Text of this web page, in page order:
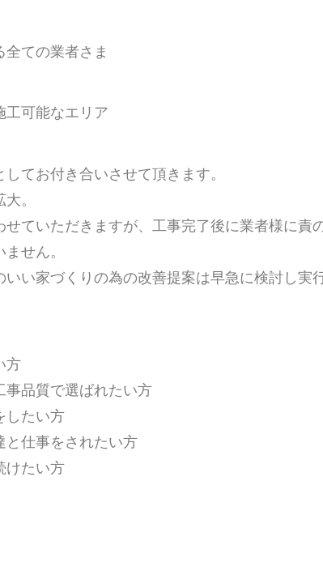
ての業者さま
工可能なエリア
てお付き合いさせて頂きます。
。
せていただきますが、工事完了後に業者様に責
せん。
いい家づくりの為の改善提案は早急に検討し実
方
事品質で選ばれたい方
したい方
と仕事をされたい方
けたい方